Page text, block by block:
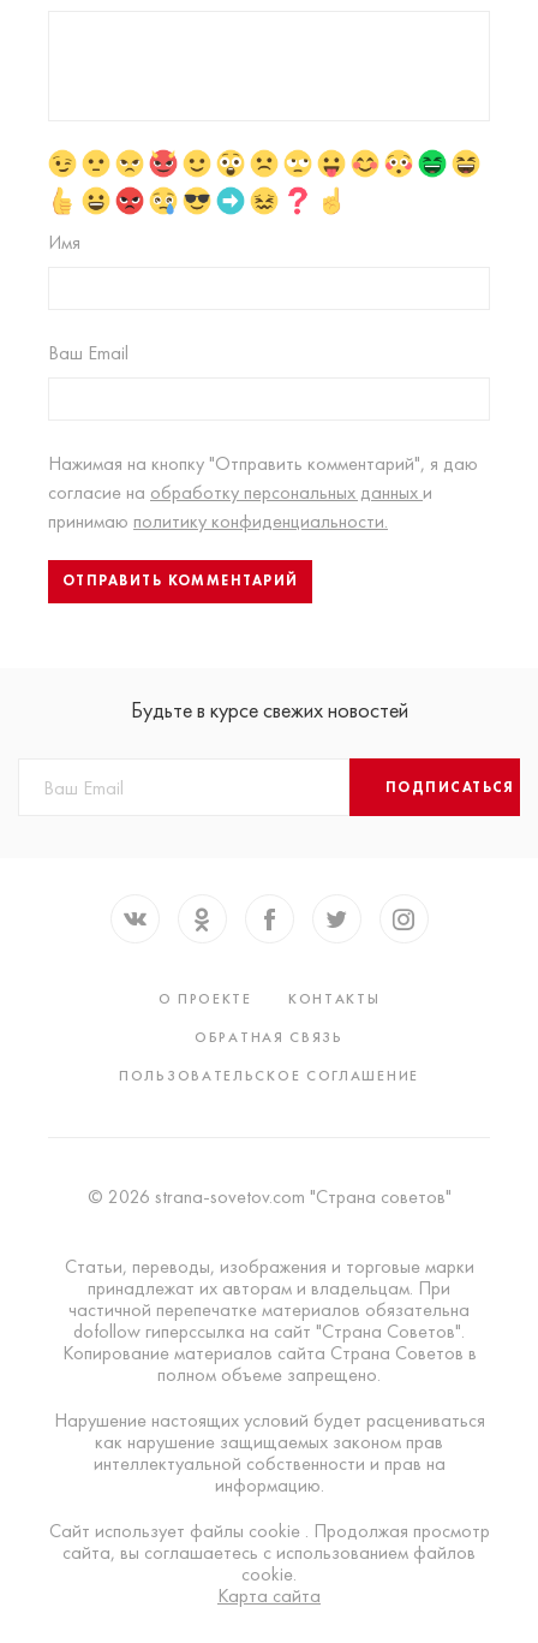
Имя
Ваш Email
Нажимая на кнопку "Отправить комментарий", я даю
согласие на обработку персональных данных и
принимаю политику конфиденциальности.
Будьте в курсе свежих новостей
ПОДПИСАТЬСЯ
О ПРОЕКТЕ
КОНТАКТЫ
ОБРАТНАЯ СВЯЗЬ
ПОЛЬЗОВАТЕЛЬСКОЕ СОГЛАШЕНИЕ
© 2026 strana-sovetov.com "Страна советов"
Статьи, переводы, изображения и торговые марки
принадлежат их авторам и владельцам. При
частичной перепечатке материалов обязательна
dofollow гиперссылка на сайт "Страна Советов".
Копирование материалов сайта Страна Советов в
полном объеме запрещено.
Нарушение настоящих условий будет расцениваться
как нарушение защищаемых законом прав
интеллектуальной собственности и прав на
информацию.
Сайт использует файлы cookie . Продолжая просмотр
сайта, вы соглашаетесь с использованием файлов
cookie.
Карта сайта